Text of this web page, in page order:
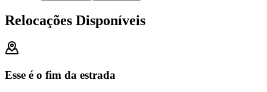
Relocações Disponíveis
Esse é o fim da estrada